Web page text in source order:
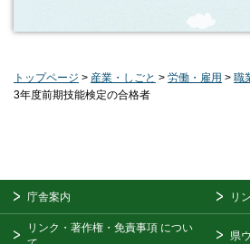
トップページ > 産業・しごと > 労働・雇用 > 職
3年度前期技能検定の合格者
庁舎案内 リ
リンク・著作権・免責事項 につい
県